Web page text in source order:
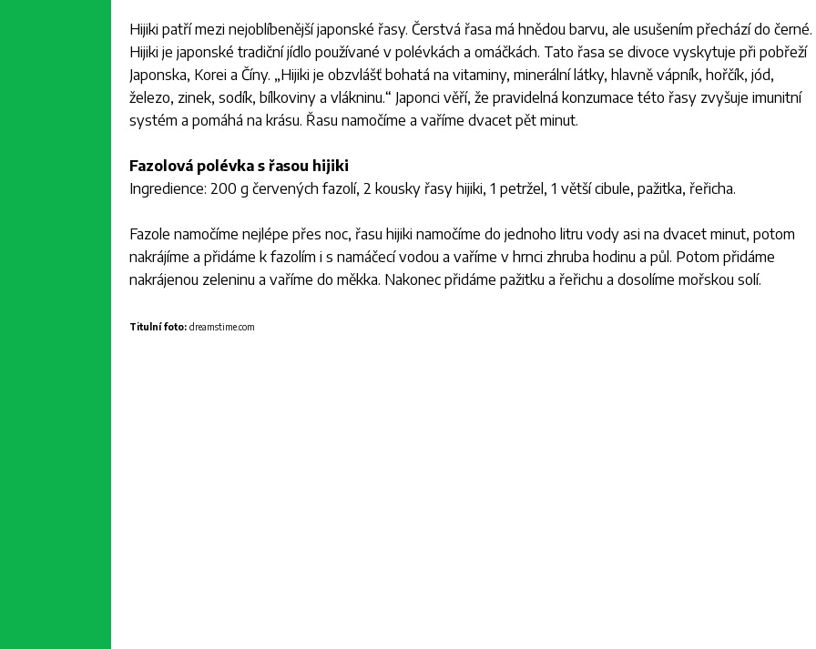
Hijiki patří mezi nejoblíbenější japonské řasy. Čerstvá řasa má hnědou barvu, ale usušením přechází do černé.
Hijiki je japonské tradiční jídlo používané v polévkách a omáčkách. Tato řasa se divoce vyskytuje při pobřeží
Japonska, Korei a Číny. „Hijiki je obzvlášť bohatá na vitaminy, minerální látky, hlavně vápník, hořčík, jód,
železo, zinek, sodík, bílkoviny a vlákninu.“ Japonci věří, že pravidelná konzumace této řasy zvyšuje imunitní
systém a pomáhá na krásu. Řasu namočíme a vaříme dvacet pět minut.
Fazolová polévka s řasou hijiki
Ingredience: 200 g červených fazolí, 2 kousky řasy hijiki, 1 petržel, 1 větší cibule, pažitka, řeřicha.
Fazole namočíme nejlépe přes noc, řasu hijiki namočíme do jednoho litru vody asi na dvacet minut, potom
nakrájíme a přidáme k fazolím i s namáčecí vodou a vaříme v hrnci zhruba hodinu a půl. Potom přidáme
nakrájenou zeleninu a vaříme do měkka. Nakonec přidáme pažitku a řeřichu a dosolíme mořskou solí.
Titulní foto: dreamstime.com